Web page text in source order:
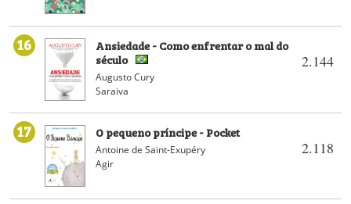
16
2.144
Ansiedade - Como enfrentar o mal do
século
Augusto Cury
Saraiva
17
2.118
O pequeno príncipe - Pocket
Antoine de Saint-Exupéry
Agir